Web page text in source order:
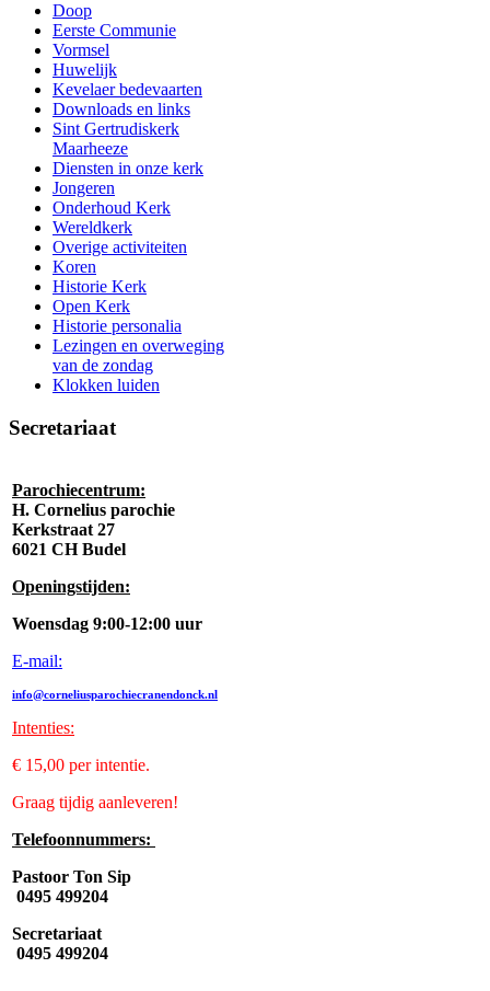
Doop
Eerste Communie
Vormsel
Huwelijk
Kevelaer bedevaarten
Downloads en links
Sint Gertrudiskerk
Maarheeze
Diensten in onze kerk
Jongeren
Onderhoud Kerk
Wereldkerk
Overige activiteiten
Koren
Historie Kerk
Open Kerk
Historie personalia
Lezingen en overweging
van de zondag
Klokken luiden
Secretariaat
Parochiecentrum:
H. Cornelius parochie
Kerkstraat 27
6021 CH Budel
Openingstijden:
Woensdag 9:00-12:00 uur
E-mail:
info@corneliusparochiecranendonck.nl
Intenties:
€ 15,00 per intentie.
Graag tijdig aanleveren!
Telefoonnummers:
Pastoor Ton Sip
0495 499204
Secretariaat
0495 499204